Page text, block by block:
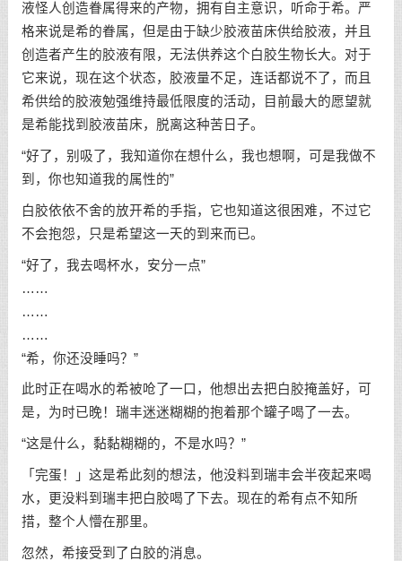
液怪人创造眷属得来的产物，拥有自主意识，听命于希。严
格来说是希的眷属，但是由于缺少胶液苗床供给胶液，并且
创造者产生的胶液有限，无法供养这个白胶生物长大。对于
它来说，现在这个状态，胶液量不足，连话都说不了，而且
希供给的胶液勉强维持最低限度的活动，目前最大的愿望就
是希能找到胶液苗床，脱离这种苦日子。
“好了，别吸了，我知道你在想什么，我也想啊，可是我做不
到，你也知道我的属性的”
白胶依依不舍的放开希的手指，它也知道这很困难，不过它
不会抱怨，只是希望这一天的到来而已。
“好了，我去喝杯水，安分一点”
……
……
……
“希，你还没睡吗？”
此时正在喝水的希被呛了一口，他想出去把白胶掩盖好，可
是，为时已晚！瑞丰迷迷糊糊的抱着那个罐子喝了一去。
“这是什么，黏黏糊糊的，不是水吗？”
「完蛋！」这是希此刻的想法，他没料到瑞丰会半夜起来喝
水，更没料到瑞丰把白胶喝了下去。现在的希有点不知所
措，整个人懵在那里。
忽然，希接受到了白胶的消息。